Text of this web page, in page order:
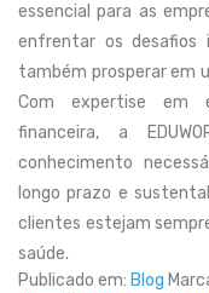
essencial para as
enfrentar os desafios
também prosperar em
Com expertise em
financeira, a
conhecimento
longo prazo e
clientes estejam
saúde.
Publicado em: Blog